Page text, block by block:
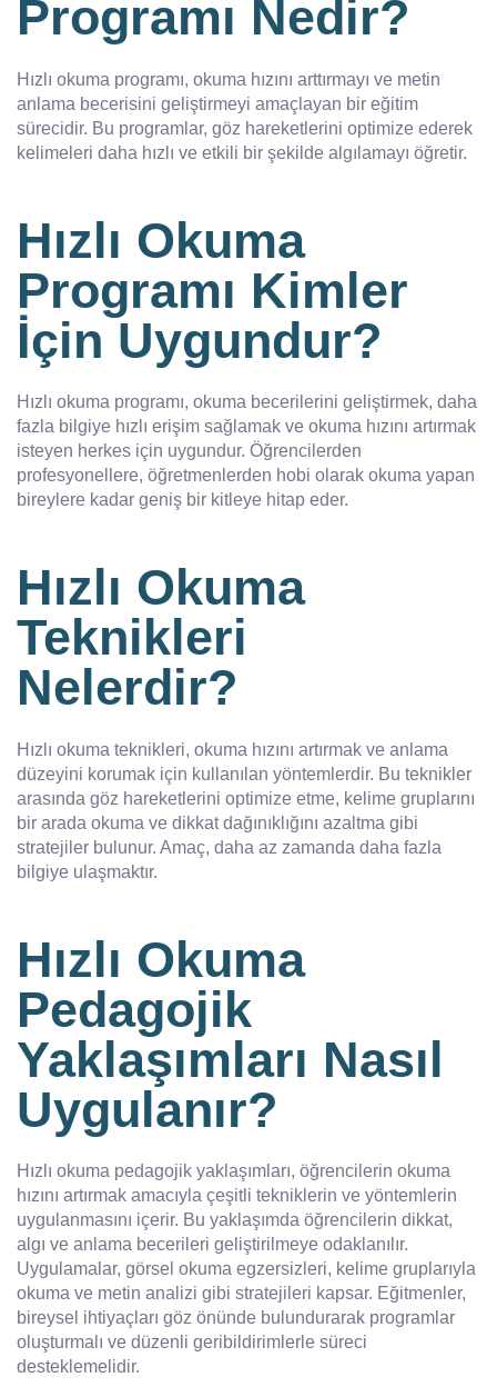
Programı Nedir?
Hızlı okuma programı, okuma hızını arttırmayı ve metin
anlama becerisini geliştirmeyi amaçlayan bir eğitim
sürecidir. Bu programlar, göz hareketlerini optimize ederek
kelimeleri daha hızlı ve etkili bir şekilde algılamayı öğretir.
Hızlı Okuma
Programı Kimler
İçin Uygundur?
Hızlı okuma programı, okuma becerilerini geliştirmek, daha
fazla bilgiye hızlı erişim sağlamak ve okuma hızını artırmak
isteyen herkes için uygundur. Öğrencilerden
profesyonellere, öğretmenlerden hobi olarak okuma yapan
bireylere kadar geniş bir kitleye hitap eder.
Hızlı Okuma
Teknikleri
Nelerdir?
Hızlı okuma teknikleri, okuma hızını artırmak ve anlama
düzeyini korumak için kullanılan yöntemlerdir. Bu teknikler
arasında göz hareketlerini optimize etme, kelime gruplarını
bir arada okuma ve dikkat dağınıklığını azaltma gibi
stratejiler bulunur. Amaç, daha az zamanda daha fazla
bilgiye ulaşmaktır.
Hızlı Okuma
Pedagojik
Yaklaşımları Nasıl
Uygulanır?
Hızlı okuma pedagojik yaklaşımları, öğrencilerin okuma
hızını artırmak amacıyla çeşitli tekniklerin ve yöntemlerin
uygulanmasını içerir. Bu yaklaşımda öğrencilerin dikkat,
algı ve anlama becerileri geliştirilmeye odaklanılır.
Uygulamalar, görsel okuma egzersizleri, kelime gruplarıyla
okuma ve metin analizi gibi stratejileri kapsar. Eğitmenler,
bireysel ihtiyaçları göz önünde bulundurarak programlar
oluşturmalı ve düzenli geribildirimlerle süreci
desteklemelidir.